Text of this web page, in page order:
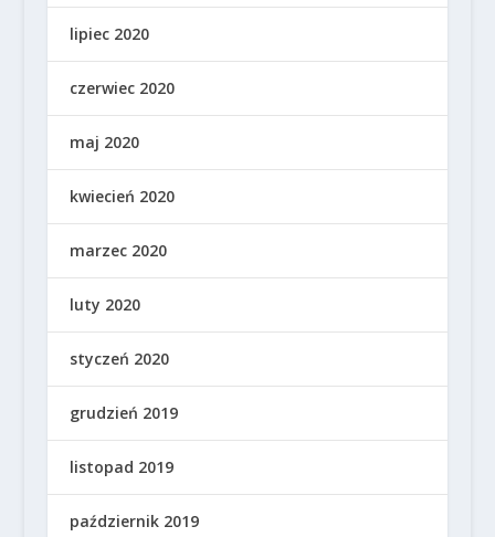
lipiec 2020
czerwiec 2020
maj 2020
kwiecień 2020
marzec 2020
luty 2020
styczeń 2020
grudzień 2019
listopad 2019
październik 2019